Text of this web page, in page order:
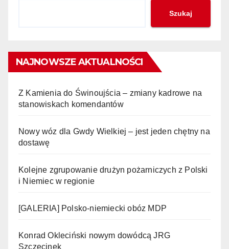
Szukaj
NAJNOWSZE AKTUALNOŚCI
Z Kamienia do Świnoujścia – zmiany kadrowe na
stanowiskach komendantów
Nowy wóz dla Gwdy Wielkiej – jest jeden chętny na
dostawę
Kolejne zgrupowanie drużyn pożarniczych z Polski
i Niemiec w regionie
[GALERIA] Polsko-niemiecki obóz MDP
Konrad Okleciński nowym dowódcą JRG
Szczecinek